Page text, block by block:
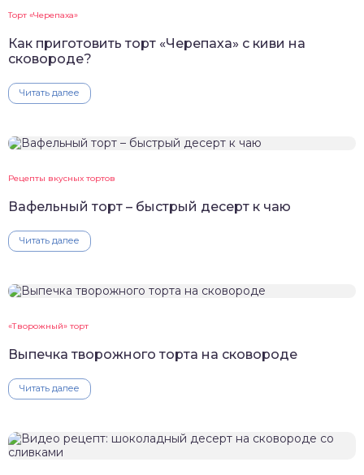
Торт «Черепаха»
Как приготовить торт «Черепаха» с киви на
сковороде?
Читать далее
Рецепты вкусных тортов
Вафельный торт – быстрый десерт к чаю
Читать далее
«Творожный» торт
Выпечка творожного торта на сковороде
Читать далее